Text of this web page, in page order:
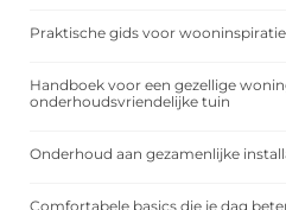
Praktische gids voor
Handboek voor een gezellige
onderhoudsvriendelijke tuin
Onderhoud aan gezamenlijke
Comfortabele basics die je dag